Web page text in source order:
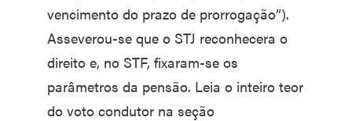
vencimento do prazo de prorrogação”).
Asseverou-se que o STJ reconhecera o
direito e, no STF, fixaram-se os
parâmetros da pensão. Leia o inteiro teor
do voto condutor na seção